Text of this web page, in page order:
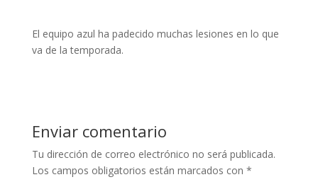
El equipo azul ha padecido muchas lesiones en lo que
va de la temporada.
Enviar comentario
Tu dirección de correo electrónico no será publicada.
Los campos obligatorios están marcados con *